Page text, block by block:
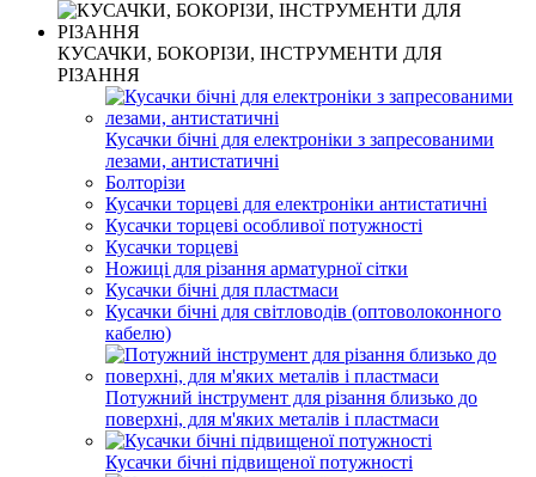
КУСАЧКИ, БОКОРІЗИ, ІНСТРУМЕНТИ ДЛЯ
РІЗАННЯ
Кусачки бічні для електроніки з запресованими
лезами, антистатичні
Болторізи
Кусачки торцеві для електроніки антистатичні
Кусачки торцеві особливої ​​потужності
Кусачки торцеві
Ножиці для різання арматурної сітки
Кусачки бічні для пластмаси
Кусачки бічні для світловодів (оптоволоконного
кабелю)
Потужний інструмент для різання близько до
поверхні, для м'яких металів і пластмаси
Кусачки бічні підвищеної потужності